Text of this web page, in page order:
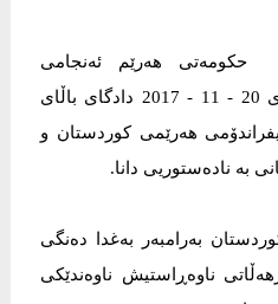
رۆژی 25 - 10 - 2017 حكومەتی هەرێم ئەنجامی
ریفراندۆمەكەی سڕكرد، رۆژی 20 - 11 - 2017 دادگای باڵای
هەرێمی كوردستان و
بە نادەستوریی دانا.
بەرامبەر بەغدا دەنگى
ناوەڕاستیش ناوەندێکى